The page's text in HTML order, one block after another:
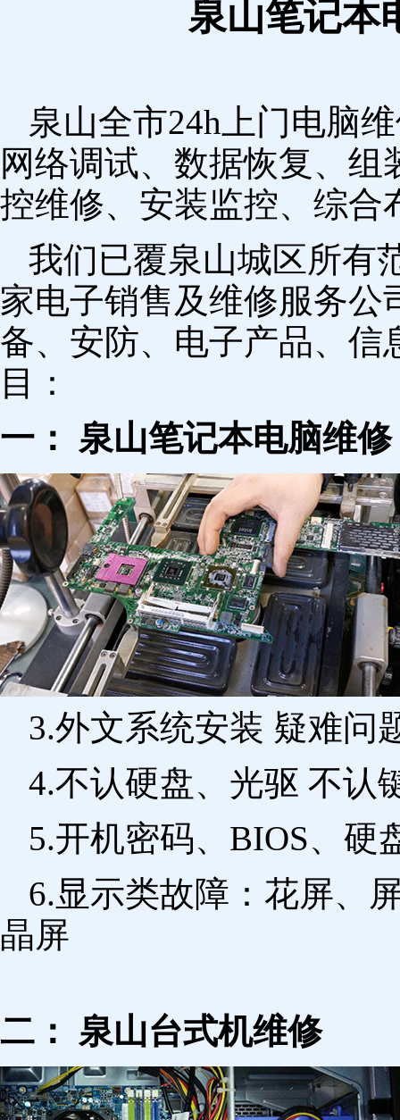
泉山笔记本
泉山全市24h上门电脑
网络调试、数据恢复、
控维修、安装监控、综合
我们已覆泉山城区所有
家电子销售及维修服务公
备、安防、电子产品、信
目：
一： 泉山笔记本电脑维修
3.外文系统安装 疑难问
4.不认硬盘、光驱 不认
5.开机密码、BIOS、硬
6.显示类故障：花屏、
晶屏
二： 泉山台式机维修